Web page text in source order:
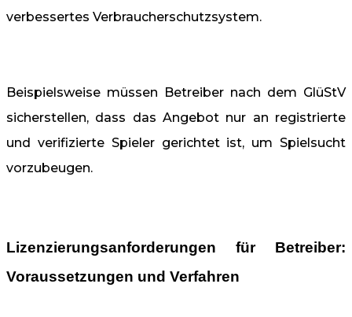
verbessertes Verbraucherschutzsystem.
Beispielsweise müssen Betreiber nach dem GlüStV
sicherstellen, dass das Angebot nur an registrierte
und verifizierte Spieler gerichtet ist, um Spielsucht
vorzubeugen.
Lizenzierungsanforderungen für Betreiber:
Voraussetzungen und Verfahren